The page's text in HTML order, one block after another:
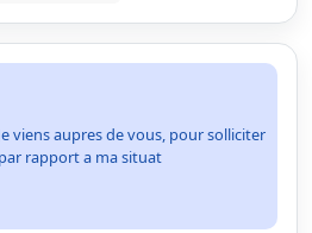
viens aupres de vous, pour solliciter
rapport a ma situat